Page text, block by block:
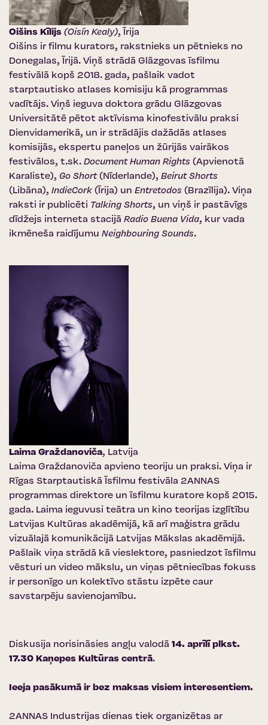
Oišins Kīlijs (Oisín Kealy), Īrija
Oišins ir filmu kurators, rakstnieks un pētnieks no
Donegalas, Īrijā. Viņš strādā Glāzgovas īsfilmu
festivālā kopš 2018. gada, pašlaik vadot
starptautisko atlases komisiju kā programmas
vadītājs. Viņš ieguva doktora grādu Glāzgovas
Universitātē pētot aktīvisma kinofestivālu praksi
Dienvidamerikā, un ir strādājis dažādās atlases
komisijās, ekspertu paneļos un žūrijās vairākos
festivālos, t.sk. Document Human Rights (Apvienotā
Karaliste), Go Short(Nīderlande), Beirut Shorts
(Libāna), IndieCork (Īrija) un Entretodos (Brazīlija). Viņa
raksti ir publicēti Talking Shorts, un viņš ir pastāvīgs
dīdžejs interneta stacijā Radio Buena Vida, kur vada
ikmēneša raidījumu Neighbouring Sounds.
Laima Graždanoviča, Latvija
Laima Graždanoviča apvieno teoriju un praksi. Viņa ir
Rīgas Starptautiskā Īsfilmu festivāla 2ANNAS
programmas direktore un īsfilmu kuratore kopš 2015.
gada. Laima ieguvusi teātra un kino teorijas izglītību
Latvijas Kultūras akadēmijā, kā arī maģistra grādu
vizuālajā komunikācijā Latvijas Mākslas akadēmijā.
Pašlaik viņa strādā kā vieslektore, pasniedzot īsfilmu
vēsturi un video mākslu, un viņas pētniecības fokuss
ir personīgo un kolektīvo stāstu izpēte caur
savstarpēju savienojamību.
Diskusija norisināsies angļu valodā 14. aprīlī plkst.
17.30 Kaņepes Kultūras centrā.
Ieeja pasākumā ir bez maksas visiem interesentiem.
2ANNAS Industrijas dienas tiek organizētas ar